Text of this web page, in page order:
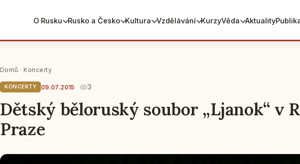
O Rusku Rusko a Česko Kultura Vzdělávání KurzyVěda Aktuality
Domů · Koncerty
KONCERTY 09.07.2015 3
Dětský běloruský soubor „Ljanok“ v
Praze